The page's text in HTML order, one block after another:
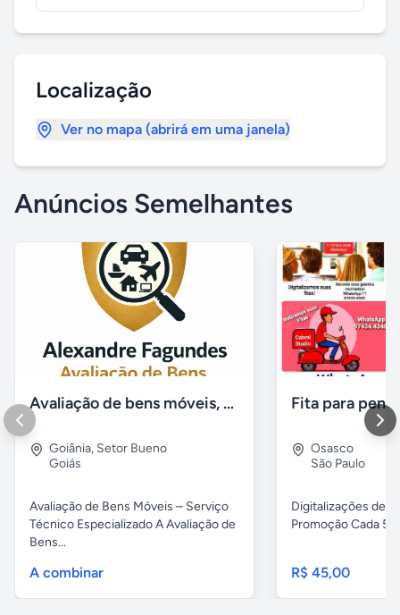
Localização
Ver no mapa (abrirá em uma janela)
Anúncios Semelhantes
Avaliação de bens móveis, Avaliação patrimônial
Goiânia, Setor Bueno
Goiás
Avaliação de Bens Móveis – Serviço
Técnico Especializado A Avaliação de
Bens...
A combinar
Osasco
São Paulo
Digitalizações de
Promoção Cada 5
R$ 45,00